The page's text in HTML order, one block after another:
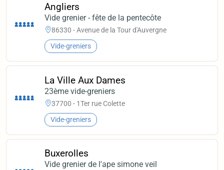
Angliers
Vide grenier - fête de la pentecôte
86330 - Avenue de la Tour d'Auvergne
Vide-greniers
La Ville Aux Dames
23ème vide-greniers
37700 - 1Ter rue Colette
Vide-greniers
Buxerolles
Vide grenier de l'ape simone veil